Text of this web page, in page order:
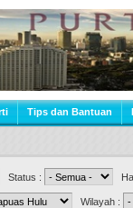
Tips dan Bantuan
Status :
Wilayah :